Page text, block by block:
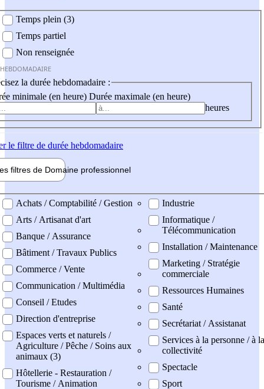
Temps plein (3)
Temps partiel
Non renseignée
la durée hebdomadaire :
minimale (en heure) Durée maximale (en heure)
heures
le filtre de durée hebdomadaire
filtres de Domaine professionnel
professionel
Achats / Comptabilité / Gestion
Arts / Artisanat d'art
Banque / Assurance
Bâtiment / Travaux Publics
Commerce / Vente
Communication / Multimédia
Conseil / Etudes
Direction d'entreprise
Espaces verts et naturels /
Agriculture / Pêche / Soins aux
animaux (3)
Hôtellerie - Restauration /
Tourisme / Animation
Industrie
Informatique /
Télécommunication
Installation / Maintenance
Marketing / Stratégie
commerciale
Ressources Humaines
Santé
Secrétariat / Assistanat
Services à la personne / à la
collectivité
Spectacle
Sport